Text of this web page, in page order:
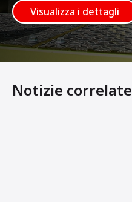
Visualizza i dettagli
Notizie correlate